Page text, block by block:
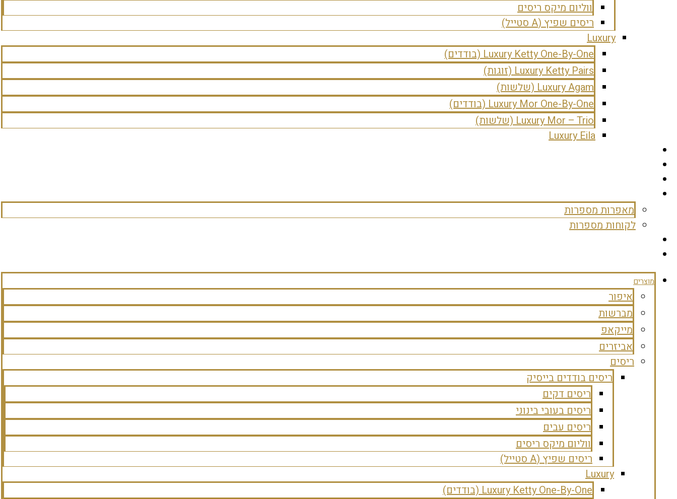
ווליום מיקס ריסים
ריסים שפיץ (A סטייל)
Luxury
Luxury Ketty One-By-One (בודדים)
Luxury Ketty Pairs (זוגות)
Luxury Agam (שלשות)
Luxury Mor One-By-One (בודדים)
Luxury Mor – Trio (שלשות)
Luxury Eila
מאפרות מספרות
לקוחות מספרות
מוצרים
איפור
מברשות
מייקאפ
אביזרים
ריסים
ריסים בודדים בייסיק
ריסים דקים
ריסים בעובי בינוני
ריסים עבים
ווליום מיקס ריסים
ריסים שפיץ (A סטייל)
Luxury
Luxury Ketty One-By-One (בודדים)